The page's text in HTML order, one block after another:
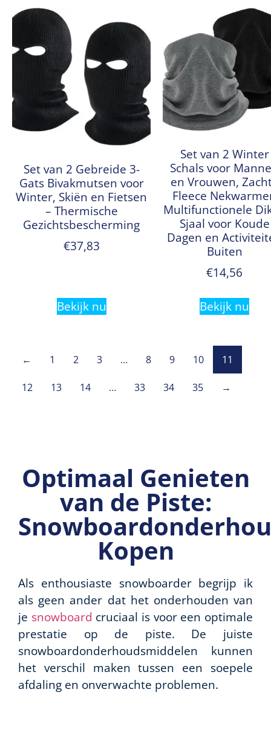
Set van 2 Gebreide 3-
Gats Bivakmutsen voor
Winter, Skiën en Fietsen
– Thermische
Gezichtsbescherming
€37,83
Bekijk nu
Set van 2 Winter
Schals voor
en Vrouwen,
Fleece
Multifunctionele
Sjaal voor Koude
Dagen en
Buiten
€14,56
Bekijk nu
← 1 2 3 … 8 9 10 11
12 13 14 … 33 34 35 →
Optimaal Genieten
van de Piste:
Kopen
Als enthousiaste snowboarder begrijp ik
als geen ander dat het onderhouden van
je snowboard cruciaal is voor een optimale
prestatie op de piste. De juiste
snowboardonderhoudsmiddelen kunnen
het verschil maken tussen een soepele
afdaling en onverwachte problemen.